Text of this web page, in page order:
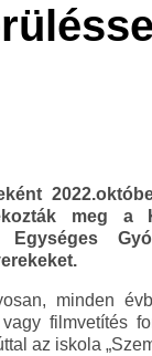
meg a
Egységes
minden
filmvetítés
az iskola